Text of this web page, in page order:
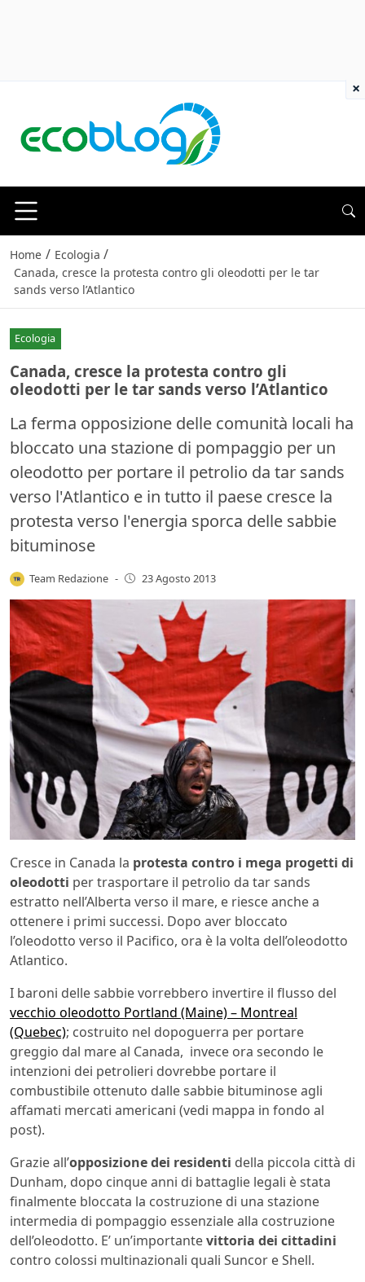
Home / Ecologia /
Canada, cresce la protesta contro gli oleodotti per le tar
sands verso l’Atlantico
Ecologia
Canada, cresce la protesta contro gli
oleodotti per le tar sands verso l’Atlantico
La ferma opposizione delle comunità locali ha
bloccato una stazione di pompaggio per un
oleodotto per portare il petrolio da tar sands
verso l'Atlantico e in tutto il paese cresce la
protesta verso l'energia sporca delle sabbie
bituminose
Team Redazione - 23 Agosto 2013
Cresce in Canada la protesta contro i mega progetti di
oleodotti per trasportare il petrolio da tar sands
estratto nell’Alberta verso il mare, e riesce anche a
ottenere i primi successi. Dopo aver bloccato
l’oleodotto verso il Pacifico, ora è la volta dell’oleodotto
Atlantico.
I baroni delle sabbie vorrebbero invertire il flusso del
vecchio oleodotto Portland (Maine) – Montreal
(Quebec); costruito nel dopoguerra per portare
greggio dal mare al Canada, invece ora secondo le
intenzioni dei petrolieri dovrebbe portare il
combustibile ottenuto dalle sabbie bituminose agli
affamati mercati americani (vedi mappa in fondo al
post).
Grazie all’opposizione dei residenti della piccola città di
Dunham, dopo cinque anni di battaglie legali è stata
finalmente bloccata la costruzione di una stazione
intermedia di pompaggio essenziale alla costruzione
dell’oleodotto. E’ un’importantevittoria dei cittadini
contro colossi multinazionali quali Suncor e Shell.
×